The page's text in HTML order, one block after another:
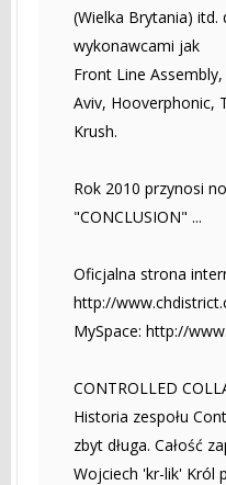
(Wielka Brytania) itd.
wykonawcami jak
Front Line
Aviv, Hooverphonic,
Krush.
Rok 2010 przynosi
"CONCLUSION" ...
Oficjalna strona
http://
MySpace: http://
CONTROLLED
Historia zespołu
zbyt długa. Całość
Wojciech 'kr-lik' Król